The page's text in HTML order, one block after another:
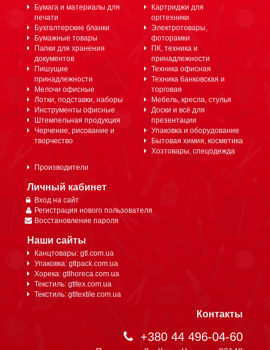
Бумага и материалы для
печати
Бухгалтерские бланки
Бумажные товары
Папки для хранения
документов
Пишущие
принадлежности
Мелочи офисные
Лотки, подставки, наборы
Инструменты офисные
Штемпельная продукция
Черчение, рисование и
творчество
Картриджи для
оргтехники
Электротовары,
фоторамки
ПК, техника и
принадлежности
Техника офисная
Техника банковская и
торговая
Мебель, кресла, стулья
Доски и всё для
презентации
Упаковка и оборудование
Бытовая химия, косметика
Хозтовары, спецодежда
Производители
Личный кабинет
Вход на сайт
Регистрация нового пользователя
Восстановление пароля
Наши сайты
Канцтовары: gtl.com.ua
Упаковка: gtlpack.com.ua
Хорека: gtlhoreca.com.ua
Текстиль: gtltex.com.ua
Текстиль: gtltextile.com.ua
Контакты
+380 44 496-04-60